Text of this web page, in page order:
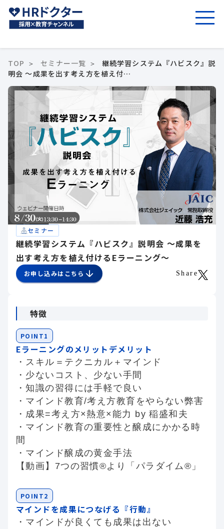
TOP セミナー一覧
継続学習システム『ハビスク』説
明会 ～成果を出す考え方を植え付…
セミナー
継続学習システム『ハビスク』説明会 ～成果を
出す考え方を植え付けるEラーニング～
お申し込みはこちら Share
特徴
POINT1
Eラーニングのメリットデメリット
・スキル＝テクニカル＋マインド
・少ないコスト、少ない手間
・知識の習得には手軽で良い
・マインド教育/考え方教育をやらない弊害
・成果=考え方×熱意×能力 by 稲盛和夫
・マインド教育の重要性と醸成にかかる時
間
・マインド醸成の黄金手法
【動画】7つの習慣®より「パラダイム®」
POINT2
マインドを成果につなげる『行動』
・マインドが良くても成果は出ない